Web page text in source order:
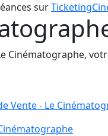
sur
Cinématographe,
Vente - Le